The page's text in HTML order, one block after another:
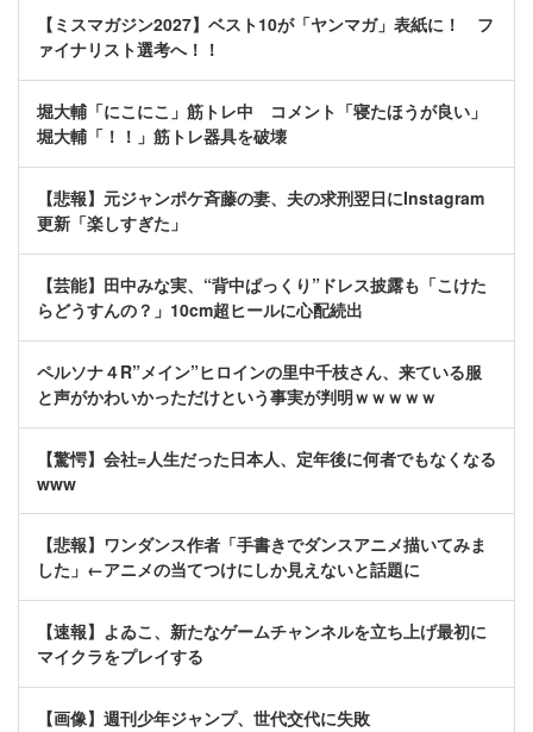
【ミスマガジン2027】ベスト10が「ヤンマガ」表紙に！ フ
ァイナリスト選考へ！！
堀大輔「にこにこ」筋トレ中 コメント「寝たほうが良い」
堀大輔「！！」筋トレ器具を破壊
【悲報】元ジャンポケ斉藤の妻、夫の求刑翌日にInstagram
更新「楽しすぎた」
【芸能】田中みな実、“背中ぱっくり”ドレス披露も「こけた
らどうすんの？」10cm超ヒールに心配続出
ペルソナ４R”メイン”ヒロインの里中千枝さん、来ている服
と声がかわいかっただけという事実が判明ｗｗｗｗｗ
【驚愕】会社=人生だった日本人、定年後に何者でもなくなる
www
【悲報】ワンダンス作者「手書きでダンスアニメ描いてみま
した」←アニメの当てつけにしか見えないと話題に
【速報】よゐこ、新たなゲームチャンネルを立ち上げ最初に
マイクラをプレイする
【画像】週刊少年ジャンプ、世代交代に失敗